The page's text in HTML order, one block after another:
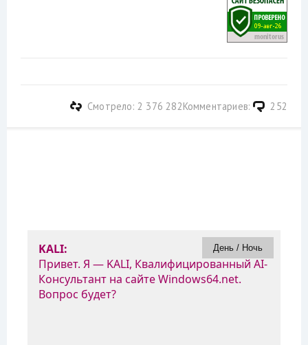
Комментариев: 252
Смотрело: 2 376 282